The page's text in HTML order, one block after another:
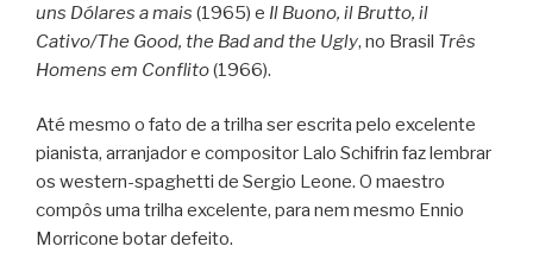
uns Dólares a mais (1965) e Il Buono, il Brutto, il
Cativo/The Good, the Bad and the Ugly, no Brasil Três
Homens em Conflito(1966).
Até mesmo o fato de a trilha ser escrita pelo excelente
pianista, arranjador e compositor Lalo Schifrin faz lembrar
os western-spaghetti de Sergio Leone. O maestro
compôs uma trilha excelente, para nem mesmo Ennio
Morricone botar defeito.